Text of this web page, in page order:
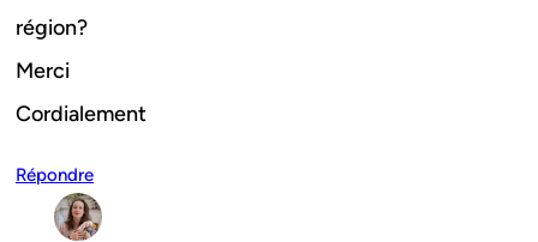
région?
Merci
Cordialement
Répondre